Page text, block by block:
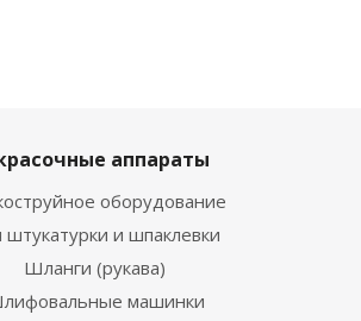
аппараты
оборудование
штукатурки и шпаклевки
Шланги (рукава)
машинки